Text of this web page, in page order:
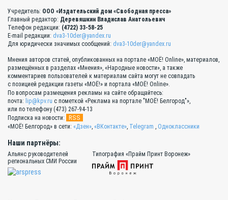
Учредитель: ООО «Издательский дом «Свободная пресса»
Главный редактор: Деревяшкин Владислав Анатольевич
Телефон редакции: (4722) 33-58-25
E-mail редакции: dva3-10der@yandex.ru
Для юридически значимых сообщений: dva3-10der@yandex.ru
Мнения авторов статей, опубликованных на портале «МОЁ! Online», материалов,
размещённых в разделах «Мнения», «Народные новости», а также
комментариев пользователей к материалам сайта могут не совпадать
с позицией редакции газеты «МОЁ!» и портала «МОЁ! Online».
По вопросам размещения рекламы на сайте обращайтесь:
почта: lip@kpv.ru с пометкой «Реклама на портале "МОЁ! Белгород"»,
или по телефону (473) 267-94-13
Подписка на новости:
RSS
«МОЁ! Белгород» в сети: «Дзен», «ВКонтакте», Telegram , Одноклассники
Наши партнёры:
Альянс руководителей
региональных СМИ России
Типография «Прайм Принт Воронеж»